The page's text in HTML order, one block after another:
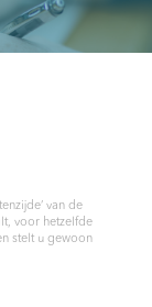
van de
voor hetzelfde
stelt u gewoon